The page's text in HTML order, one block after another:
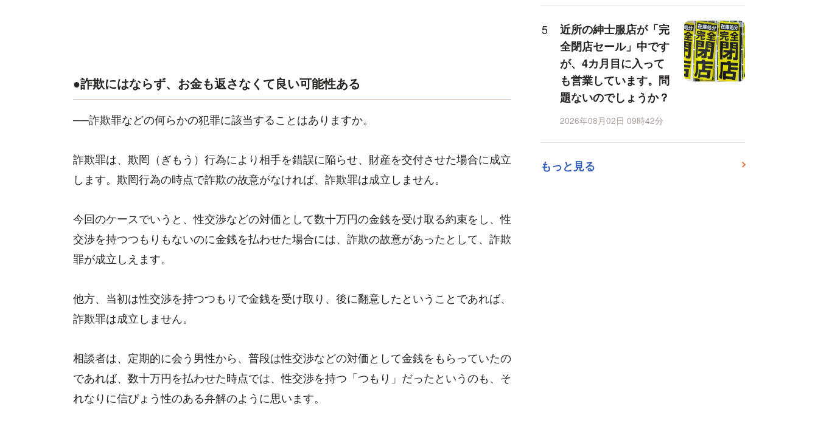
●詐欺にはならず、お金も返さなくて良い可能性ある
──詐欺罪などの何らかの犯罪に該当することはありますか。
詐欺罪は、欺罔（ぎもう）行為により相手を錯誤に陥らせ、財産を交付させた場合に成立
します。欺罔行為の時点で詐欺の故意がなければ、詐欺罪は成立しません。
今回のケースでいうと、性交渉などの対価として数十万円の金銭を受け取る約束をし、性
交渉を持つつもりもないのに金銭を払わせた場合には、詐欺の故意があったとして、詐欺
罪が成立しえます。
他方、当初は性交渉を持つつもりで金銭を受け取り、後に翻意したということであれば、
詐欺罪は成立しません。
相談者は、定期的に会う男性から、普段は性交渉などの対価として金銭をもらっていたの
であれば、数十万円を払わせた時点では、性交渉を持つ「つもり」だったというのも、そ
れなりに信ぴょう性のある弁解のように思います。
近所の紳士服店が「完
全閉店セール」中です
が、4カ月目に入って
も営業しています。問
題ないのでしょうか？
2026年08月02日 09時42分
もっと見る